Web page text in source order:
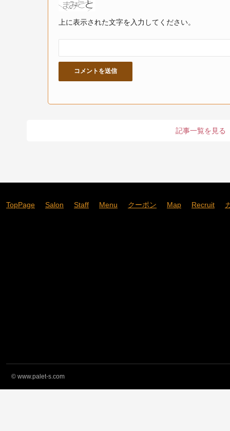
上に表示された文字を入力してください。
記事一覧を見る
TopPage Salon Staff Menu クーポン Map Recruit
© www.palet-s.com